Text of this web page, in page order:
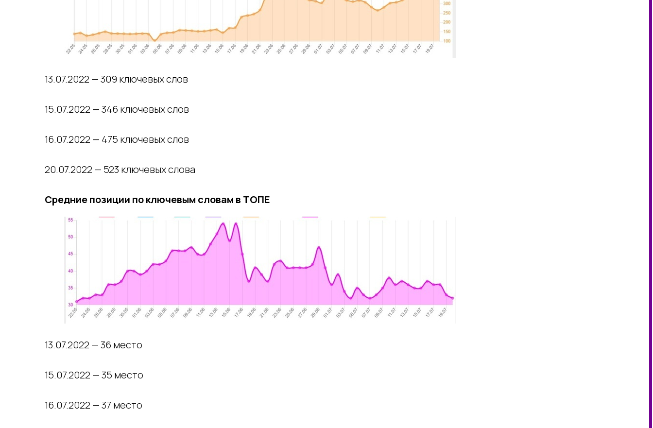
13.07.2022 — 309 ключевых слов
15.07.2022 — 346 ключевых слов
16.07.2022 — 475 ключевых слов
20.07.2022 — 523 ключевых слова
Средние позиции по ключевым словам в ТОПЕ
13.07.2022 — 36 место
15.07.2022 — 35 место
16.07.2022 — 37 место